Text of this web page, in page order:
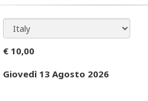
€ 10,00
Giovedì 13 Agosto 2026